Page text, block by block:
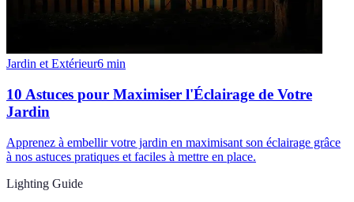
Jardin et Extérieur6 min
10 Astuces pour Maximiser l'Éclairage de Votre
Jardin
Apprenez à embellir votre jardin en maximisant son éclairage grâce
à nos astuces pratiques et faciles à mettre en place.
Lighting Guide